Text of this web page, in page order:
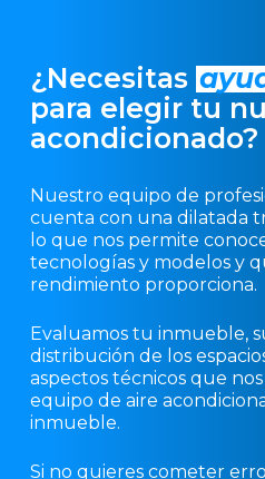
¿Necesitas
para elegir tu
acondicionado?
Nuestro equipo de
cuenta con una dilatada
lo que nos permite
tecnologías y modelos y
rendimiento proporciona.
Evaluamos tu inmueble,
distribución de los
aspectos técnicos que
equipo de aire
inmueble.
Si no quieres cometer